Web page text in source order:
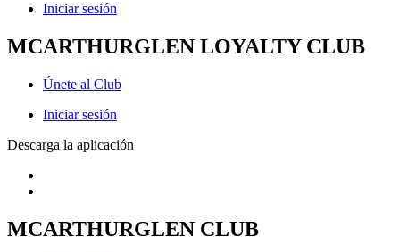
Iniciar sesión
MCARTHURGLEN LOYALTY CLUB
Únete al Club
Iniciar sesión
Descarga la aplicación
MCARTHURGLEN CLUB